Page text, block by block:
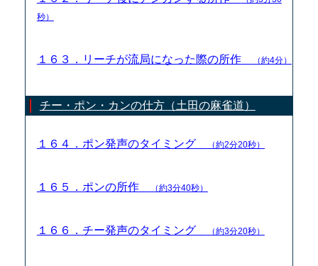
秒）
１６３．リーチが流局になった際の所作 （約4分）
チー・ポン・カンの仕方（土田の麻雀道）
１６４．ポン発声のタイミング （約2分20秒）
１６５．ポンの所作 （約3分40秒）
１６６．チー発声のタイミング （約3分20秒）